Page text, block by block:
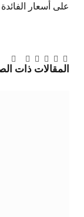
على أسعار
فيسبوك
تويتربينتيريست
لينكدإن
Tumblr
تيلقرام
المقالات ذات